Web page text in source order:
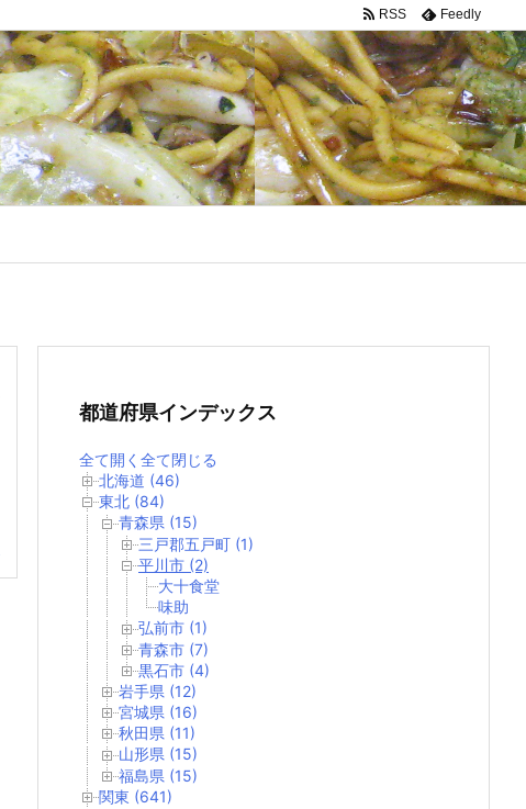
RSS Feedly
都道府県インデックス
全て開く 全て閉じる
北海道 (46)
東北 (84)
青森県 (15)
三戸郡五戸町 (1)
平川市 (2)
大十食堂
味助
弘前市 (1)
青森市 (7)
黒石市 (4)
岩手県 (12)
宮城県 (16)
秋田県 (11)
山形県 (15)
福島県 (15)
関東 (641)